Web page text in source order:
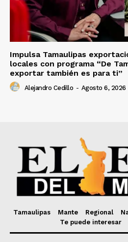
Impulsa Tamaulipas
locales con programa “De
exportar también es para ti”
Alejandro Cedillo - Agosto 6, 2026
Tamaulipas Mante Regional
Te puede interesar